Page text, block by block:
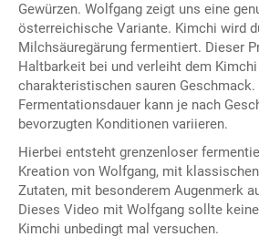
Gewürzen. Wolfgang zeigt uns eine
österreichische Variante. Kimchi wird
Milchsäuregärung fermentiert. Dieser
Haltbarkeit bei und verleiht dem
charakteristischen sauren Geschmack.
Fermentationsdauer kann je nach
bevorzugten Konditionen variieren.
Hierbei entsteht grenzenloser
Kreation von Wolfgang, mit
Zutaten, mit besonderem Augenmerk
Dieses Video mit Wolfgang sollte
Kimchi unbedingt mal versuchen.